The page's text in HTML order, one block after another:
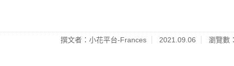
撰文者：小花平台-Frances 2021.09.06 瀏覽數